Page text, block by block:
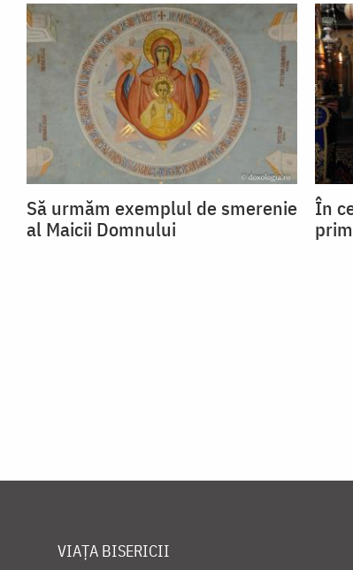
Să urmăm exemplul de smerenie
al Maicii Domnului
În
VIAȚA BISERICII